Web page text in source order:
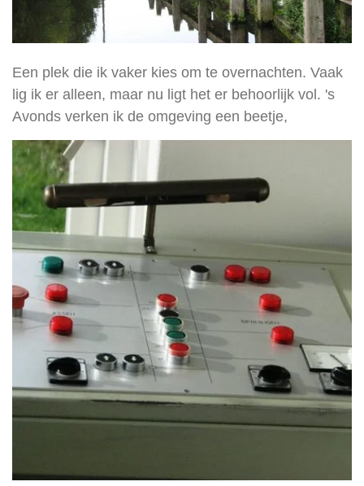
Een plek die ik vaker kies om te overnachten. Vaak
lig ik er alleen, maar nu ligt het er behoorlijk vol. 's
Avonds verken ik de omgeving een beetje,